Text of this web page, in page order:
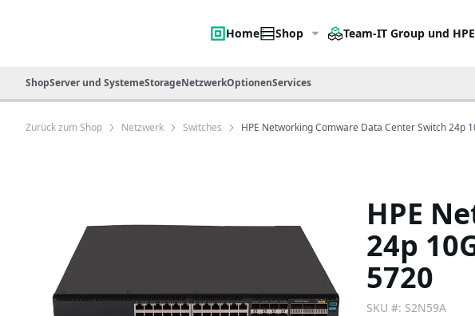
Home Shop Team-IT Group und HPE
ShopServer und SystemeStorageNetzwerkOptionenServices
Zurück zum Shop Netzwerk Switches HPE Networking Comware Data Center Switch 24p
HPE
24p
5720
SKU #: S2N59A